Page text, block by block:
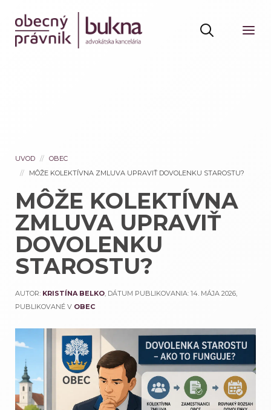
UVOD
OBEC
MÔŽE KOLEKTÍVNA ZMLUVA UPRAVIŤ DOVOLENKU STAROSTU?
MÔŽE KOLEKTÍVNA
ZMLUVA UPRAVIŤ
DOVOLENKU
STAROSTU?
AUTOR: KRISTÍNA BELKO, DÁTUM PUBLIKOVANIA: 14. MÁJA 2026,
PUBLIKOVANÉ V OBEC